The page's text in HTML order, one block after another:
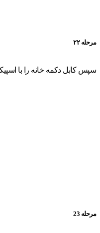
مرحله ۲۲
سپس کابل دکمه خانه را با
مرحله 23